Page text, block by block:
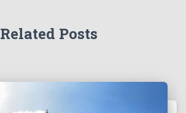
Related Posts